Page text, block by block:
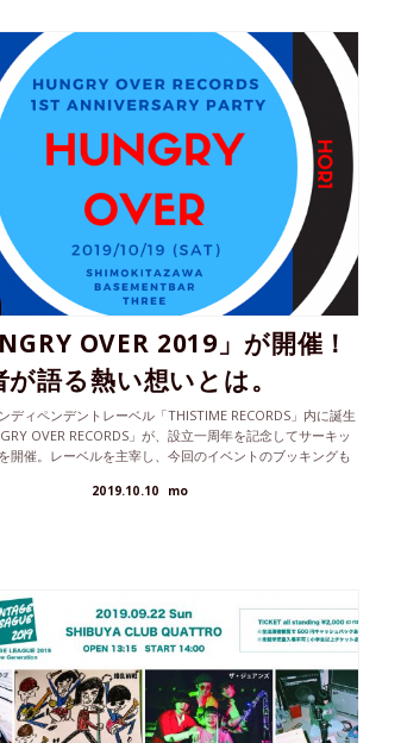
OVER 2019」が開催！
が語る熱い想いとは。
ディペンデントレーベル「THISTIME RECORDS」内に誕生
OVER RECORDS」が、設立一周年を記念してサーキッ
開催。レーベルを主宰し、今回のイベントのブッキングも
て話を聞いた。2019.10.10 mo